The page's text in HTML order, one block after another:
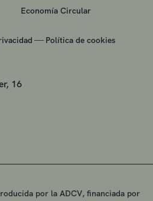
Economía Circular
— Política de cookies
16
por la ADCV, financiada por